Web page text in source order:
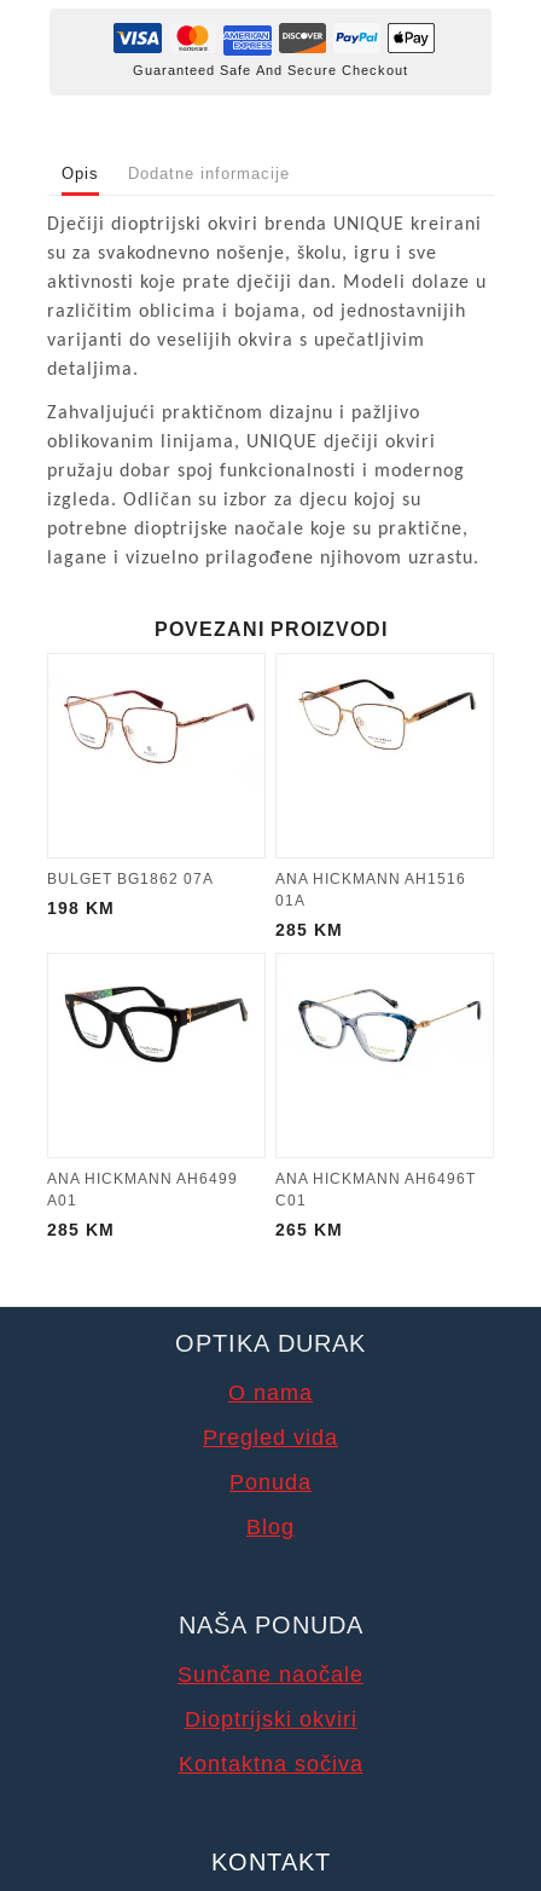
Guaranteed Safe And Secure Checkout
Opis Dodatne informacije
Dječiji dioptrijski okviri brenda UNIQUE kreirani
su za svakodnevno nošenje, školu, igru i sve
aktivnosti koje prate dječiji dan. Modeli dolaze u
različitim oblicima i bojama, od jednostavnijih
varijanti do veselijih okvira s upečatljivim
detaljima.
Zahvaljujući praktičnom dizajnu i pažljivo
oblikovanim linijama, UNIQUE dječiji okviri
pružaju dobar spoj funkcionalnosti i modernog
izgleda. Odličan su izbor za djecu kojoj su
potrebne dioptrijske naočale koje su praktične,
lagane i vizuelno prilagođene njihovom uzrastu.
POVEZANI PROIZVODI
BULGET BG1862 07A
198 KM
ANA HICKMANN AH1516
01A
285 KM
ANA HICKMANN AH6499
A01
285 KM
ANA HICKMANN AH6496T
C01
265 KM
OPTIKA DURAK
O nama
Pregled vida
Ponuda
Blog
NAŠA PONUDA
Sunčane naočale
Dioptrijski okviri
Kontaktna sočiva
KONTAKT